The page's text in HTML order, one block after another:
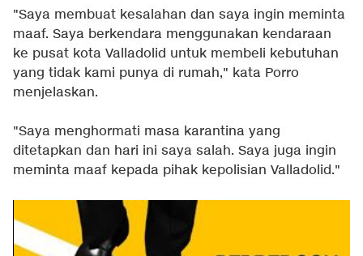
"Saya membuat kesalahan dan saya ingin meminta
maaf. Saya berkendara menggunakan kendaraan
ke pusat kota Valladolid untuk membeli kebutuhan
yang tidak kami punya di rumah," kata Porro
menjelaskan.
"Saya menghormati masa karantina yang
ditetapkan dan hari ini saya salah. Saya juga ingin
meminta maaf kepada pihak kepolisian Valladolid."